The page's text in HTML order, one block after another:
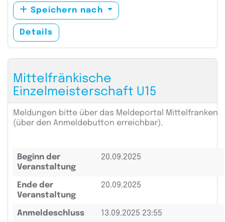
Speichern nach
Details
Mittelfränkische
Einzelmeisterschaft U15
Meldungen bitte über das Meldeportal Mittelfranken
(über den Anmeldebutton erreichbar).
Beginn der
Veranstaltung
20.09.2025
Ende der
Veranstaltung
20.09.2025
Anmeldeschluss 13.09.2025 23:55